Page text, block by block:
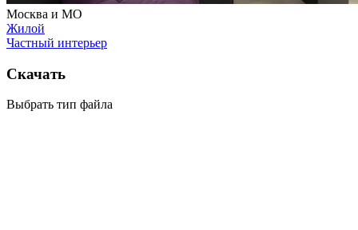
Москва и МО
Жилой
Частный интерьер
Скачать
Выбрать тип файла